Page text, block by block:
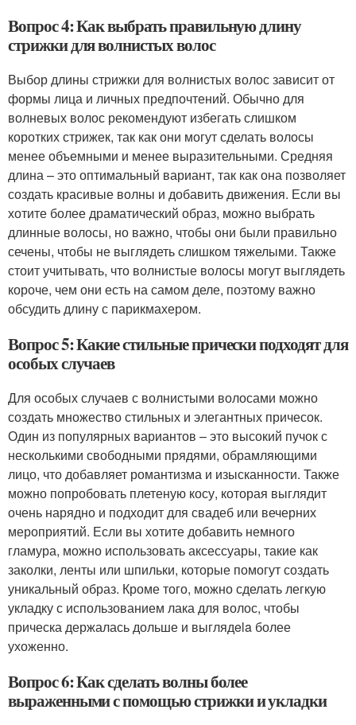
Вопрос 4: Как выбрать правильную длину
стрижки для волнистых волос
Выбор длины стрижки для волнистых волос зависит от
формы лица и личных предпочтений. Обычно для
волневых волос рекомендуют избегать слишком
коротких стрижек, так как они могут сделать волосы
менее объемными и менее выразительными. Средняя
длина – это оптимальный вариант, так как она позволяет
создать красивые волны и добавить движения. Если вы
хотите более драматический образ, можно выбрать
длинные волосы, но важно, чтобы они были правильно
сечены, чтобы не выглядеть слишком тяжелыми. Также
стоит учитывать, что волнистые волосы могут выглядеть
короче, чем они есть на самом деле, поэтому важно
обсудить длину с парикмахером.
Вопрос 5: Какие стильные прически подходят для
особых случаев
Для особых случаев с волнистыми волосами можно
создать множество стильных и элегантных причесок.
Один из популярных вариантов – это высокий пучок с
несколькими свободными прядями, обрамляющими
лицо, что добавляет романтизма и изысканности. Также
можно попробовать плетеную косу, которая выглядит
очень нарядно и подходит для свадеб или вечерних
мероприятий. Если вы хотите добавить немного
гламура, можно использовать аксессуары, такие как
заколки, ленты или шпильки, которые помогут создать
уникальный образ. Кроме того, можно сделать легкую
укладку с использованием лака для волос, чтобы
прическа держалась дольше и выглядela более
ухоженно.
Вопрос 6: Как сделать волны более
выраженными с помощью стрижки и укладки